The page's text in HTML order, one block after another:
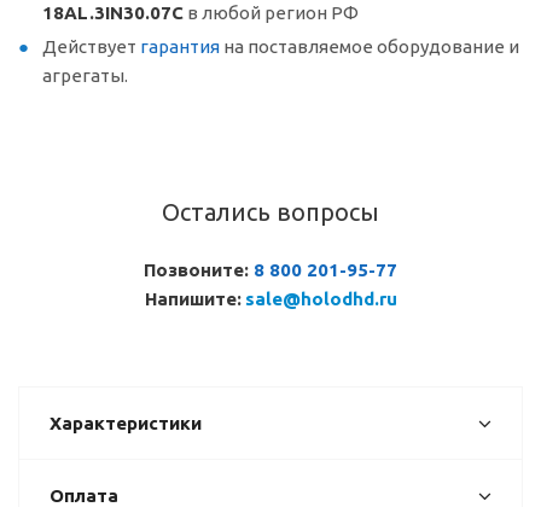
18AL.3IN30.07C в любой регион РФ
Действует гарантия на поставляемое оборудование и
агрегаты.
Остались вопросы
Позвоните: 8 800 201-95-77
Напишите: sale@holodhd.ru
Характеристики
Оплата